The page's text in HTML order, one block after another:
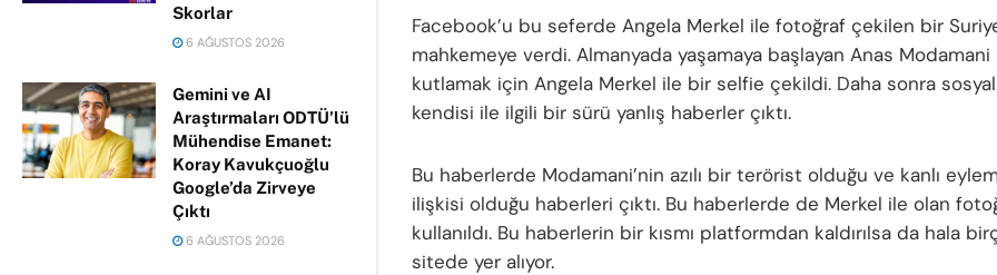
Skorlar
6 AĞUSTOS 2026
Gemini ve AI
Araştırmaları ODTÜ’lü
Mühendise Emanet:
Koray Kavukçuoğlu
Google’da Zirveye
Çıktı
6 AĞUSTOS 2026
Facebook’u bu seferde Angela Merkel ile fotoğraf çekilen bir
mahkemeye verdi. Almanyada yaşamaya başlayan Anas
kutlamak için Angela Merkel ile bir selfie çekildi. Daha sonra
kendisi ile ilgili bir sürü yanlış haberler çıktı.
Bu haberlerde Modamani’nin azılı bir terörist olduğu ve kanlı
ilişkisi olduğu haberleri çıktı. Bu haberlerde de Merkel ile olan
kullanıldı. Bu haberlerin bir kısmı platformdan kaldırılsa da hala
sitede yer alıyor.